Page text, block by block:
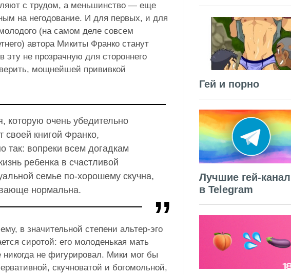
с трудом, а меньшинство — еще
на негодование. И для первых, и для
(на самом деле совсем
автора Микиты Франко станут
эту не прозрачную для стороннего
мощнейшей прививкой
которую очень убедительно
своей книгой Франко,
так: вопреки всем догадкам
ребенка в счастливой
семье по-хорошему скучна,
нормальна.
в значительной степени альтер-эго
сиротой: его молоденькая мать
не фигурировал. Мики мог бы
скучноватой и богомольной,
Гей и порно
Лучшие гей-
в Telegram